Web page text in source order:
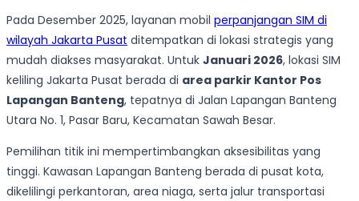
Pada Desember 2025, layanan mobil perpanjangan SIM di
wilayah Jakarta Pusat ditempatkan di lokasi strategis yang
mudah diakses masyarakat. Untuk Januari 2026, lokasi SIM
keliling Jakarta Pusat berada di area parkir Kantor Pos
Lapangan Banteng, tepatnya di Jalan Lapangan Banteng
Utara No. 1, Pasar Baru, Kecamatan Sawah Besar.
Pemilihan titik ini mempertimbangkan aksesibilitas yang
tinggi. Kawasan Lapangan Banteng berada di pusat kota,
dikelilingi perkantoran, area niaga, serta jalur transportasi